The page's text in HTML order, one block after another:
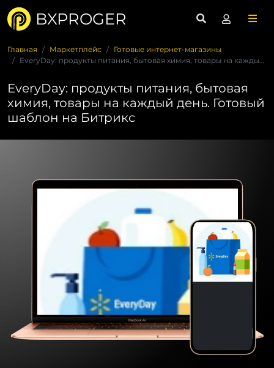
BXPROGER
Главная Маркетплейс
Готовые интернет-магазины
EveryDay: продукты питания, бытовая химия, товары на каждый ...
EveryDay: продукты питания, бытовая
химия, товары на каждый день. Готовый
шаблон на Битрикс